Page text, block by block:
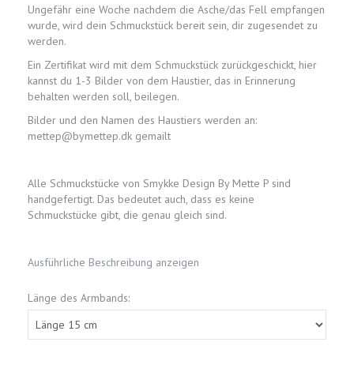
Ungefähr eine Woche nachdem die Asche/das Fell empfangen
wurde, wird dein Schmuckstück bereit sein, dir zugesendet zu
werden.
Ein Zertifikat wird mit dem Schmuckstück zurückgeschickt, hier
kannst du 1-3 Bilder von dem Haustier, das in Erinnerung
behalten werden soll, beilegen.
Bilder und den Namen des Haustiers werden an:
mettep@bymettep.dk gemailt
Alle Schmuckstücke von Smykke Design By Mette P sind
handgefertigt. Das bedeutet auch, dass es keine
Schmuckstücke gibt, die genau gleich sind.
Ausführliche Beschreibung anzeigen
Länge des Armbands: